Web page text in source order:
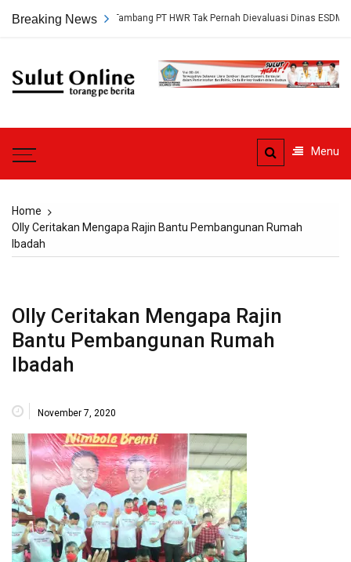
Breaking News
Persetujuan Tambang PT HWR Tak Pernah Dievaluasi Dinas ESDM
Sulut
Menu
Home
Olly Ceritakan Mengapa Rajin Bantu Pembangunan Rumah
Ibadah
Olly Ceritakan Mengapa Rajin
Bantu Pembangunan Rumah
Ibadah
November 7, 2020